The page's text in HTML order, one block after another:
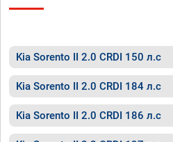
Kia Sorento II 2.0 CRDI 150 л.с
Kia Sorento II 2.0 CRDI 184 л.с
Kia Sorento II 2.0 CRDI 186 л.с